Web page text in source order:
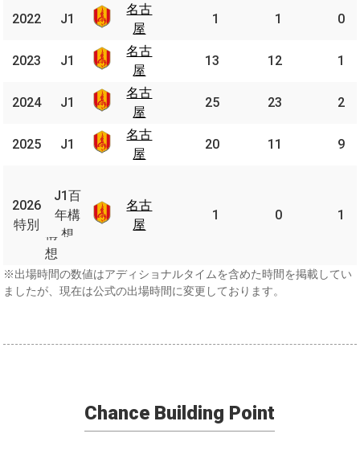
2022
名古
屋
1 1 0
2023
名古
屋
13 12 1
2024
名古
屋
25 23 2
2025
名古
屋
20 11 9
2026
特別
百
年
構
想
名古
屋
1 0 1
2022 J1
名古
屋
2023 J1
名古
屋
2024 J1
名古
屋
2025 J1
名古
屋
2026
特別
J1百
年構
想
名古
屋
※所属順とはならない場合があります。
※出場時間の数値はアディショナルタイムを含めた時間を掲載してい
ましたが、現在は公式の出場時間に変更しております。
Chance Building Point